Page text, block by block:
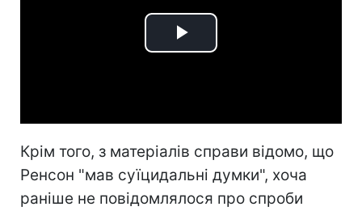
Play
Крім того, з матеріалів справи відомо, що
Ренсон "мав суїцидальні думки", хоча
раніше не повідомлялося про спроби